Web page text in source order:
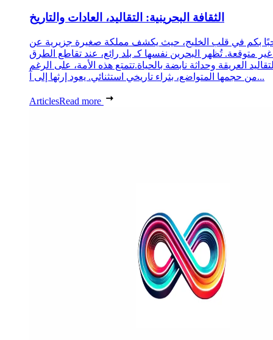
الثقافة البحرينية: التقاليد، العادات والتاريخ
بكم في قلب الخليج، حيث يكشف مملكة صغيرة جزيرية عن
متوقعة. تُظهر البحرين نفسها كـ بلد رائع، عند تقاطع الطرق
العريقة وحداثة نابضة بالحياة.تتمتع هذه الأمة، على الرغم
من حجمها المتواضع، بثراء تاريخي استثنائي. يعود إرثها إلى آ...
ArticlesRead more